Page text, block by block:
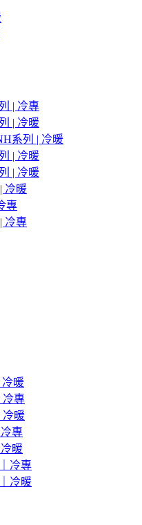
| 冷專
| 冷暖
系列 | 冷暖
| 冷暖
| 冷暖
冷暖
專
冷專
暖
冷專
冷暖
專
暖
冷專
冷暖